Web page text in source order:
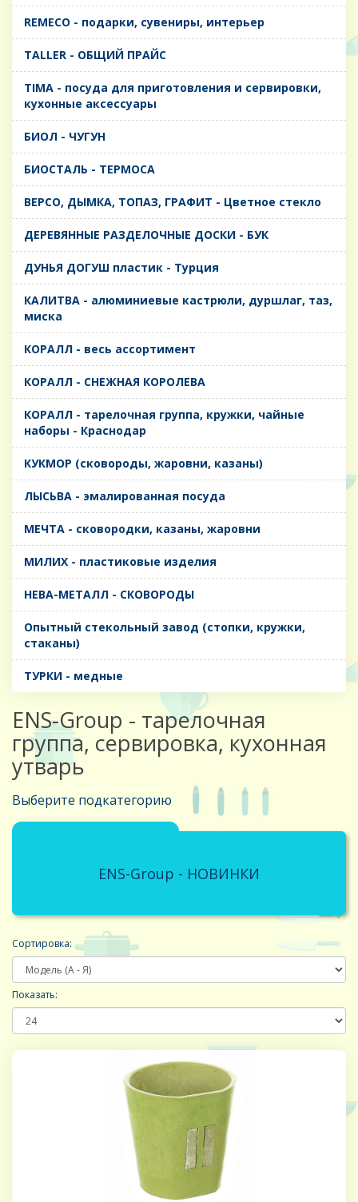
REMECO - подарки, сувениры, интерьер
TALLER - ОБЩИЙ ПРАЙС
TIMA - посуда для приготовления и сервировки,
кухонные аксессуары
БИОЛ - ЧУГУН
БИОСТАЛЬ - ТЕРМОСА
ВЕРСО, ДЫМКА, ТОПАЗ, ГРАФИТ - Цветное стекло
ДЕРЕВЯННЫЕ РАЗДЕЛОЧНЫЕ ДОСКИ - БУК
ДУНЬЯ ДОГУШ пластик - Турция
КАЛИТВА - алюминиевые кастрюли, дуршлаг, таз,
миска
КОРАЛЛ - весь ассортимент
КОРАЛЛ - СНЕЖНАЯ КОРОЛЕВА
КОРАЛЛ - тарелочная группа, кружки, чайные
наборы - Краснодар
КУКМОР (сковороды, жаровни, казаны)
ЛЫСЬВА - эмалированная посуда
МЕЧТА - сковородки, казаны, жаровни
МИЛИХ - пластиковые изделия
НЕВА-МЕТАЛЛ - СКОВОРОДЫ
Опытный стекольный завод (стопки, кружки,
стаканы)
ТУРКИ - медные
ENS-Group - тарелочная
группа, сервировка, кухонная
утварь
Выберите подкатегорию
ENS-Group - НОВИНКИ
Сортировка:
Показать: